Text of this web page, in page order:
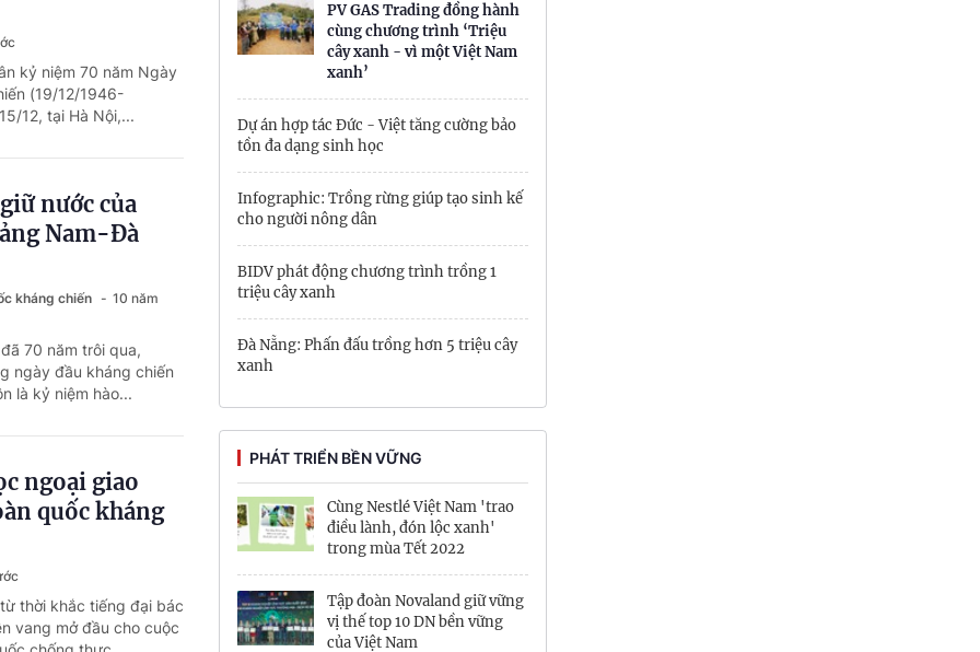
kỷ niệm 70 năm Ngày
(19/12/1946-
12, tại Hà Nội,...
nước của
Nam-Đà
kháng chiến 10 năm
70 năm trôi qua,
ngày đầu kháng chiến
là kỷ niệm hào...
ngoại giao
quốc kháng
thời khắc tiếng đại bác
vang mở đầu cho cuộc
PV GAS Trading đồng hành
cùng chương trình ‘Triệu
cây xanh - vì một Việt Nam
xanh’
Dự án hợp tác Đức - Việt tăng cường bảo
tồn đa dạng sinh học
Infographic: Trồng rừng giúp tạo sinh kế
cho người nông dân
BIDV phát động chương trình trồng 1
triệu cây xanh
Đà Nẵng: Phấn đấu trồng hơn 5 triệu cây
xanh
PHÁT TRIỂN BỀN VỮNG
Cùng Nestlé Việt Nam 'trao
điều lành, đón lộc xanh'
trong mùa Tết 2022
Tập đoàn Novaland giữ vững
vị thế top 10 DN bền vững
của Việt Nam